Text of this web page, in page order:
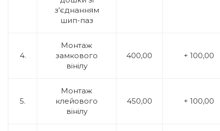
з'єднанням
шип-паз
4.
Монтаж
замкового
вінілу
400,00 + 100,00
5.
Монтаж
клейового
вінілу
450,00 + 100,00